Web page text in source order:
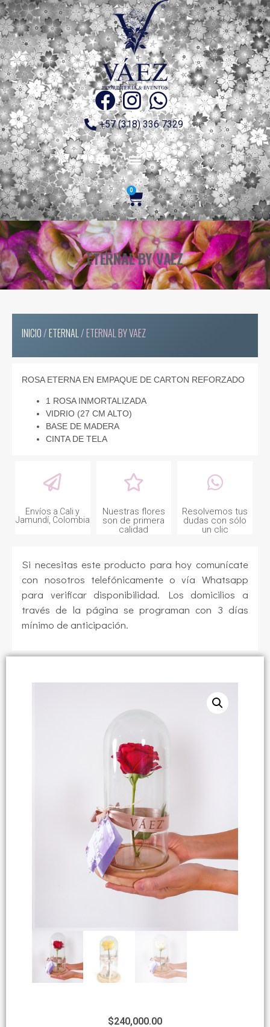
+57 (318) 336 7329
0
ETERNAL BY VAEZ
INICIO/ETERNAL/ ETERNAL BY VAEZ
ROSA ETERNA EN EMPAQUE DE CARTON REFORZADO
1 ROSA INMORTALIZADA
VIDRIO (27 CM ALTO)
BASE DE MADERA
CINTA DE TELA
Envíos a Cali y
Jamundí, Colombia
Nuestras flores
son de primera
calidad
Resolvemos tus
dudas con sólo
un clic
Si necesitas este producto para hoy comunícate
con nosotros telefónicamente o vía Whatsapp
para verificar disponibilidad. Los domicilios a
través de la página se programan con 3 días
mínimo de anticipación.
$240,000.00